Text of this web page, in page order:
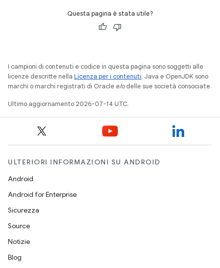
Questa pagina è stata utile?
I campioni di contenuti e codice in questa pagina sono soggetti alle
licenze descritte nella Licenza per i contenuti. Java e OpenJDK sono
marchi o marchi registrati di Oracle e/o delle sue società consociate.
Ultimo aggiornamento 2026-07-14 UTC.
ULTERIORI INFORMAZIONI SU ANDROID
Android
Android for Enterprise
Sicurezza
Source
Notizie
Blog